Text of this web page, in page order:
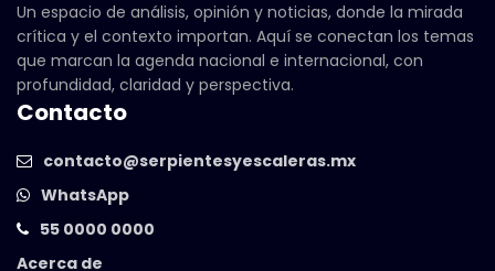
Un espacio de análisis, opinión y noticias, donde la mirada
crítica y el contexto importan. Aquí se conectan los temas
que marcan la agenda nacional e internacional, con
profundidad, claridad y perspectiva.
Contacto
contacto@serpientesyescaleras.mx
WhatsApp
55 0000 0000
Acerca de